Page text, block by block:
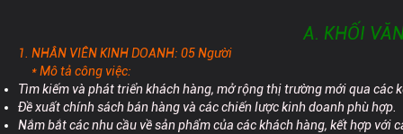
TUYỂN DỤNG
THÔNG TIN LIÊN HỆ
A. KHỐI
1. NHÂN VIÊN KINH DOANH: 05 Người
* Mô tả công việc:
Tìm kiếm và phát triển khách hàng, mở rộng thị trường mới qua các
Đề xuất chính sách bán hàng và các chiến lược kinh doanh phù hợp.
Nắm bắt các nhu cầu về sản phẩm của các khách hàng, kết hợp với